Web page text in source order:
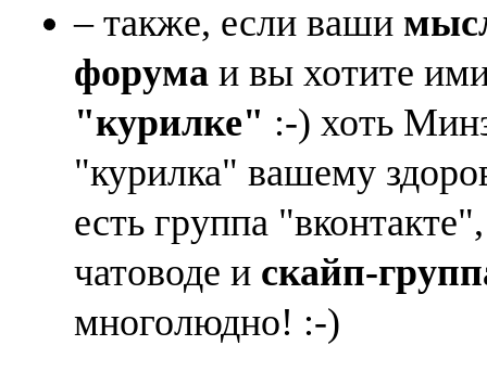
– также, если ваши
форума и вы хотите
"курилке" :-) хоть
"курилка" вашему
есть группа
чатоводе и скайп-
многолюдно! :-)